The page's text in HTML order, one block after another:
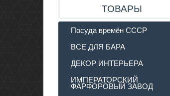
ТОВАРЫ
Посуда времён СССР
ВСЕ ДЛЯ БАРА
ДЕКОР ИНТЕРЬЕРА
ИМПЕРАТОРСКИЙ
ФАРФОРОВЫЙ ЗАВОД